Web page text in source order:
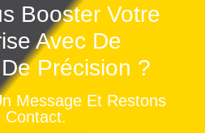
Booster Votre
Avec De
Précision ?
Message Et Restons
Contact.